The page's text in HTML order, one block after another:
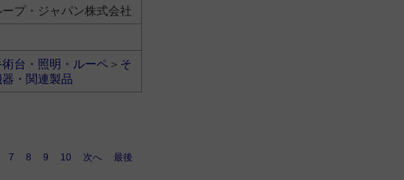
プ・ジャパン株式会社
術台・照明・ルーペ ＞ そ
・関連製品
7 8 9 10 次へ 最後